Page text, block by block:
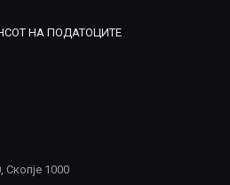
НА ПОДАТОЦИТЕ
Скопје 1000